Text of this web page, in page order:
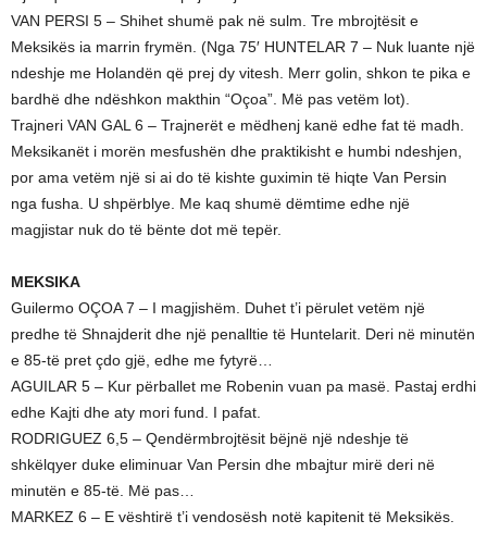
VAN PERSI 5 – Shihet shumë pak në sulm. Tre mbrojtësit e
Meksikës ia marrin frymën. (Nga 75′ HUNTELAR 7 – Nuk luante një
ndeshje me Holandën që prej dy vitesh. Merr golin, shkon te pika e
bardhë dhe ndëshkon makthin “Oçoa”. Më pas vetëm lot).
Trajneri VAN GAL 6 – Trajnerët e mëdhenj kanë edhe fat të madh.
Meksikanët i morën mesfushën dhe praktikisht e humbi ndeshjen,
por ama vetëm një si ai do të kishte guximin të hiqte Van Persin
nga fusha. U shpërblye. Me kaq shumë dëmtime edhe një
magjistar nuk do të bënte dot më tepër.
MEKSIKA
Guilermo OÇOA 7 – I magjishëm. Duhet t’i përulet vetëm një
predhe të Shnajderit dhe një penalltie të Huntelarit. Deri në minutën
e 85-të pret çdo gjë, edhe me fytyrë…
AGUILAR 5 – Kur përballet me Robenin vuan pa masë. Pastaj erdhi
edhe Kajti dhe aty mori fund. I pafat.
RODRIGUEZ 6,5 – Qendërmbrojtësit bëjnë një ndeshje të
shkëlqyer duke eliminuar Van Persin dhe mbajtur mirë deri në
minutën e 85-të. Më pas…
MARKEZ 6 – E vështirë t’i vendosësh notë kapitenit të Meksikës.